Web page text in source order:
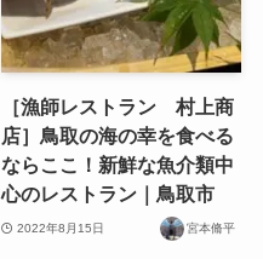
［漁師レストラン 村上商
店］鳥取の海の幸を食べる
ならここ！新鮮な魚介類中
心のレストラン｜鳥取市
2022年8月15日 宮本脩平